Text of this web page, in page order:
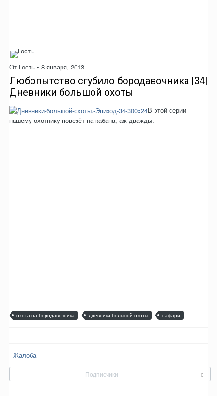
От Гость • 8 января, 2013
Любопытство сгубило бородавочника |34|
Дневники большой охоты
В этой серии
нашему охотнику повезёт на кабана, аж дважды.
охота на бородавочника дневники большой охоты сафари
Жалоба
Подписчики 0